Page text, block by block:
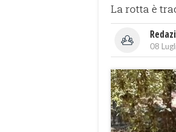
La rotta è
08